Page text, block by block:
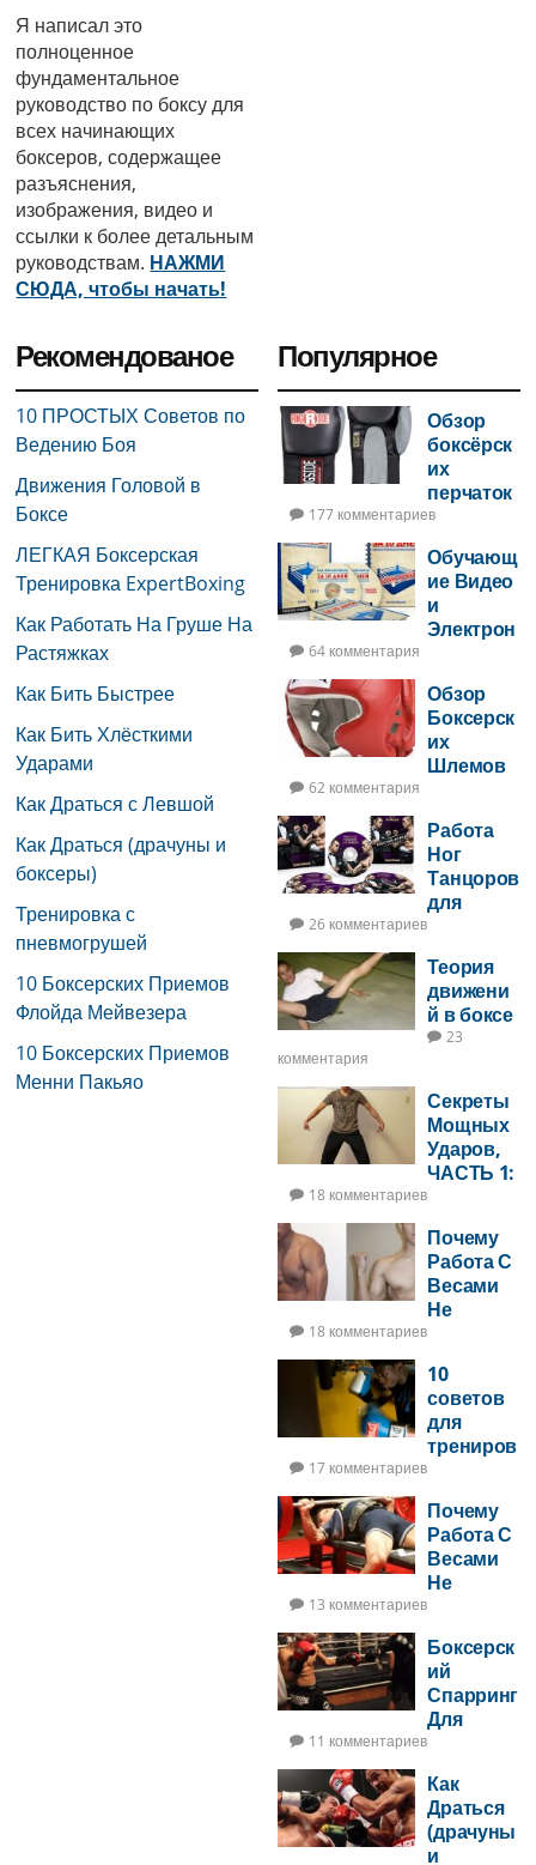
Я написал это
полноценное
фундаментальное
руководство по боксу для
всех начинающих
боксеров, содержащее
разъяснения,
изображения, видео и
ссылки к более детальным
руководствам. НАЖМИ
СЮДА, чтобы начать!
Рекомендованое
10 ПРОСТЫХ Советов по
Ведению Боя
Движения Головой в
Боксе
ЛЕГКАЯ Боксерская
Тренировка ExpertBoxing
Как Работать На Груше На
Растяжках
Как Бить Быстрее
Как Бить Хлёсткими
Ударами
Как Драться с Левшой
Как Драться (драчуны и
боксеры)
Тренировка с
пневмогрушей
10 Боксерских Приемов
Флойда Мейвезера
10 Боксерских Приемов
Менни Пакьяо
Популярное
Обзор
боксёрск
их
перчаток
177 комментариев
Обучающ
ие Видео
и
Электрон
64 комментария
Обзор
Боксерск
их
Шлемов
62 комментария
Работа
Ног
Танцоров
для
26 комментариев
Теория
движени
й в боксе
23
комментария
Секреты
Мощных
Ударов,
ЧАСТЬ 1:
На 2 Ноги
18 комментариев
Почему
Работа С
Весами
Не
Мощь —
ЧАСТЬ 2
18 комментариев
10
советов
для
трениров
ом мешке
17 комментариев
Почему
Работа С
Весами
Не
Мощь
13 комментариев
Боксерск
ий
Спарринг
Для
11 комментариев
Как
Драться
(драчуны
и